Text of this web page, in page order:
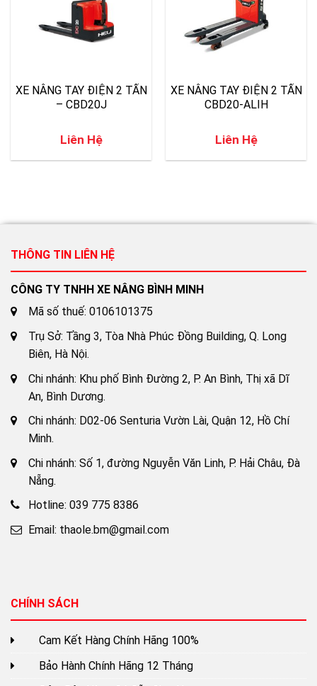
XE NÂNG TAY ĐIỆN 2 TẤN
– CBD20J
Liên Hệ
XE NÂNG TAY ĐIỆN 2 TẤN
CBD20-ALIH
Liên Hệ
THÔNG TIN LIÊN HỆ
CÔNG TY TNHH XE NÂNG BÌNH MINH
Mã số thuế: 0106101375
Trụ Sở: Tầng 3, Tòa Nhà Phúc Đồng Building, Q. Long
Biên, Hà Nội.
Chi nhánh: Khu phố Bình Đường 2, P. An Bình, Thị xã Dĩ
An, Bình Dương.
Chi nhánh: D02-06 Senturia Vườn Lài, Quận 12, Hồ Chí
Minh.
Chi nhánh: Số 1, đường Nguyễn Văn Linh, P. Hải Châu, Đà
Nẵng.
Hotline: 039 775 8386
Email: thaole.bm@gmail.com
CHÍNH SÁCH
Cam Kết Hàng Chính Hãng 100%
Bảo Hành Chính Hãng 12 Tháng